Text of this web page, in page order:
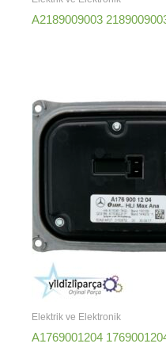
A2189009003
Elektrik ve Elektronik
A1769001204